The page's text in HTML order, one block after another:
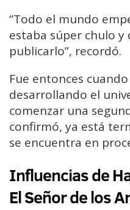
“Todo el mundo
estaba súper chulo y
publicarlo”, recordó.
Fue entonces
desarrollando el
comenzar una
confirmó, ya está
se encuentra en
Influencias de
El Señor de los